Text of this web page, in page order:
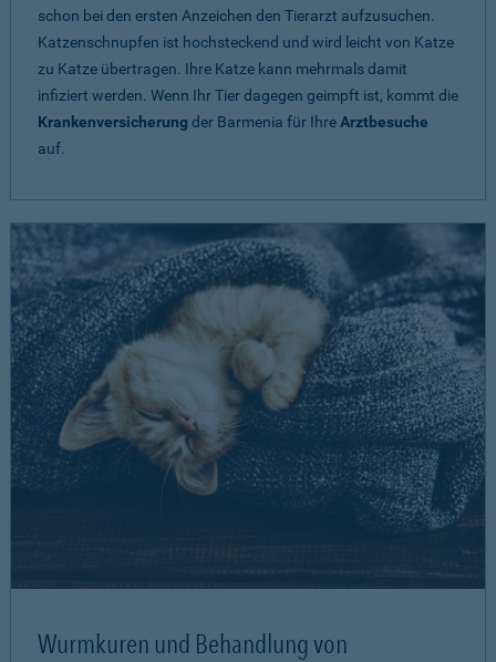
schon bei den ersten Anzeichen den Tierarzt aufzusuchen.
Katzenschnupfen ist hochsteckend und wird leicht von Katze
zu Katze übertragen. Ihre Katze kann mehrmals damit
infiziert werden. Wenn Ihr Tier dagegen geimpft ist, kommt die
Krankenversicherung der Barmenia für IhreArztbesuche
auf.
Wurmkuren und Behandlung von